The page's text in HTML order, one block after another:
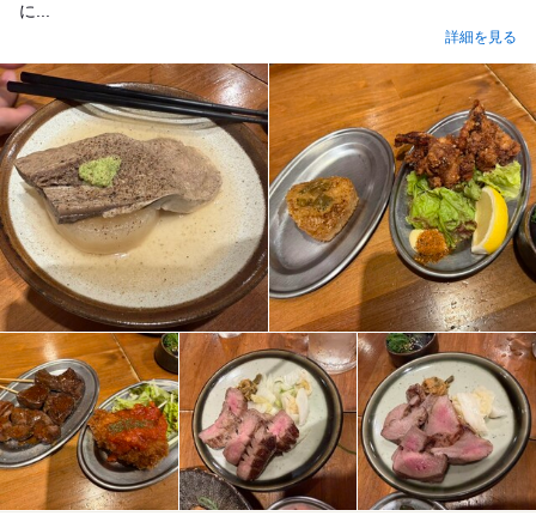
に...
詳細を見る